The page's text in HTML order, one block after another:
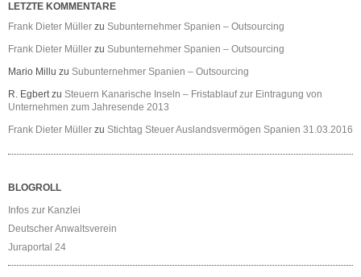
LETZTE KOMMENTARE
Frank Dieter Müller zu Subunternehmer Spanien – Outsourcing
Frank Dieter Müller zu Subunternehmer Spanien – Outsourcing
Mario Millu zu Subunternehmer Spanien – Outsourcing
R. Egbertzu Steuern Kanarische Inseln – Fristablauf zur Eintragung von
Unternehmen zum Jahresende 2013
Frank Dieter Müller zu Stichtag Steuer Auslandsvermögen Spanien 31.03.2016
BLOGROLL
Infos zur Kanzlei
Deutscher Anwaltsverein
Juraportal 24